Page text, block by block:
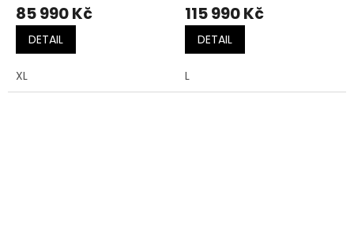
85 990 Kč
DETAIL
XL
115 990 Kč
DETAIL
L